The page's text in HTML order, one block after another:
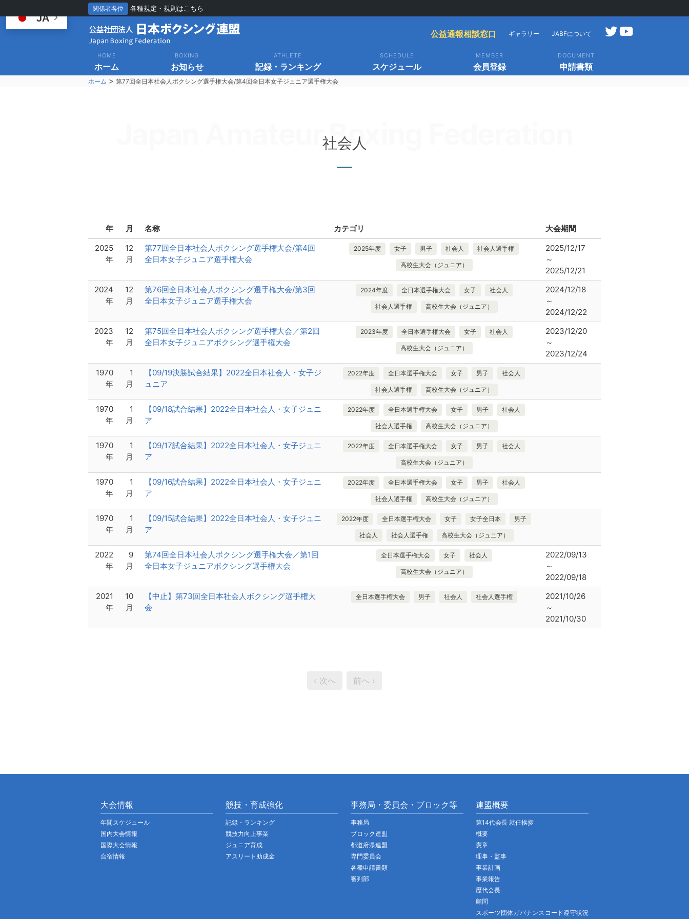
関係者各位 各種規定・規則はこちら
公益通報相談窓口 ギャラリー JABFについて
HOME
ホーム
BOXING
お知らせ
ATHLETE
記録・ランキング
SCHEDULE
スケジュール
MEMBER
会員登録
DOCUMENT
申請書類
ホーム > 第77回全日本社会人ボクシング選手権大会/第4回全日本女子ジュニア選手権大会
Japan Amateur Boxing Federation
社会人
年 月 名称 カテゴリ
大会期間
2025
年
12
月
第77回全日本社会人ボクシング選手権大会/第4回
全日本女子ジュニア選手権大会
2025年度 女子 男子 社会人 社会人選手権
高校生大会（ジュニア）
2025/12/17
～
2025/12/21
2024
年
12
月
第76回全日本社会人ボクシング選手権大会/第3回
全日本女子ジュニア選手権大会
2024年度 全日本選手権大会 女子 社会人
社会人選手権 高校生大会（ジュニア）
2024/12/18
～
2024/12/22
2023
年
12
月
第75回全日本社会人ボクシング選手権大会／第2回
全日本女子ジュニアボクシング選手権大会
2023年度 全日本選手権大会 女子 社会人
高校生大会（ジュニア）
2023/12/20
～
2023/12/24
1970
年
1
月
【09/19決勝試合結果】2022全日本社会人・女子ジ
ュニア
2022年度 全日本選手権大会 女子 男子 社会人
社会人選手権 高校生大会（ジュニア）
1970
年
1
月
【09/18試合結果】2022全日本社会人・女子ジュニ
ア
2022年度 全日本選手権大会 女子 男子 社会人
社会人選手権 高校生大会（ジュニア）
1970
年
1
月
【09/17試合結果】2022全日本社会人・女子ジュニ
ア
2022年度 全日本選手権大会 女子 男子 社会人
高校生大会（ジュニア）
1970
年
1
月
【09/16試合結果】2022全日本社会人・女子ジュニ
ア
2022年度 全日本選手権大会 女子 男子 社会人
社会人選手権 高校生大会（ジュニア）
1970
年
1
月
【09/15試合結果】2022全日本社会人・女子ジュニ
ア
2022年度 全日本選手権大会 女子 女子全日本 男子
社会人 社会人選手権 高校生大会（ジュニア）
2022
年
9
月
第74回全日本社会人ボクシング選手権大会／第1回
全日本女子ジュニアボクシング選手権大会
全日本選手権大会 女子 社会人
高校生大会（ジュニア）
2022/09/13
～
2022/09/18
2021
年
10
月
【中止】第73回全日本社会人ボクシング選手権大
会
全日本選手権大会 男子 社会人 社会人選手権
2021/10/26
～
2021/10/30
‹ 次へ 前へ ›
大会情報
年間スケジュール
国内大会情報
国際大会情報
合宿情報
競技・育成強化
記録・ランキング
競技力向上事業
ジュニア育成
アスリート助成金
事務局・委員会・ブロック等
事務局
ブロック連盟
都道府県連盟
専門委員会
各種申請書類
審判部
連盟概要
第14代会長 就任挨拶
概要
憲章
理事・監事
事業計画
事業報告
歴代会長
顧問
スポーツ団体ガバナンスコード遵守状況
JA